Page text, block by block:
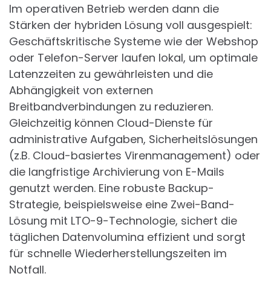
Im operativen Betrieb werden dann die
Stärken der hybriden Lösung voll ausgespielt:
Geschäftskritische Systeme wie der Webshop
oder Telefon-Server laufen lokal, um optimale
Latenzzeiten zu gewährleisten und die
Abhängigkeit von externen
Breitbandverbindungen zu reduzieren.
Gleichzeitig können Cloud-Dienste für
administrative Aufgaben, Sicherheitslösungen
(z.B. Cloud-basiertes Virenmanagement) oder
die langfristige Archivierung von E-Mails
genutzt werden. Eine robuste Backup-
Strategie, beispielsweise eine Zwei-Band-
Lösung mit LTO-9-Technologie, sichert die
täglichen Datenvolumina effizient und sorgt
für schnelle Wiederherstellungszeiten im
Notfall.